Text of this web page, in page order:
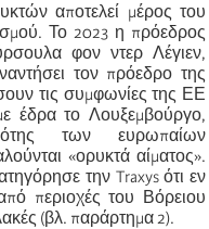
αποτελεί μέρος του
Το 2023 η πρόεδρος
φον ντερ Λέγιεν,
τον πρόεδρο της
τις συμφωνίες της ΕΕ
έδρα το Λουξεμβούργο,
των ευρωπαίων
«ορυκτά αίματος».
την Traxys ότι εν
περιοχές του Βόρειου
(βλ. παράρτημα 2).